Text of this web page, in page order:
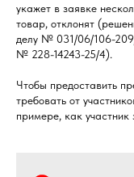
укажет в заявке
товар, отклонят
делу № 031/06/106-
№ 228-14243-25/4).
Чтобы предоставить
требовать от
примере, как участник